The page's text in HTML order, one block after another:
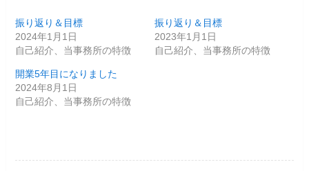
振り返り＆目標
2024年1月1日
自己紹介、当事務所の特徴
振り返り＆目標
2023年1月1日
自己紹介、当事務所の特徴
開業5年目になりました
2024年8月1日
自己紹介、当事務所の特徴